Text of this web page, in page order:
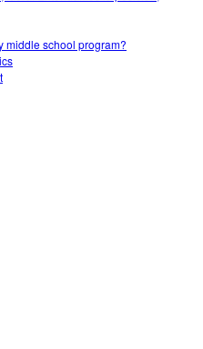
middle school program?